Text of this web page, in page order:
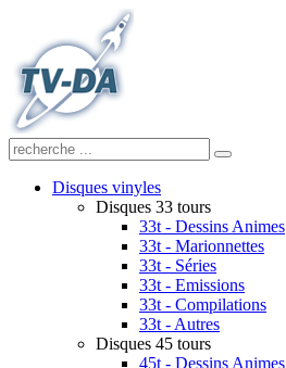
Disques vinyles
Disques 33 tours
33t - Dessins Animes
33t - Marionnettes
33t - Séries
33t - Emissions
33t - Compilations
33t - Autres
Disques 45 tours
45t - Dessins Animes